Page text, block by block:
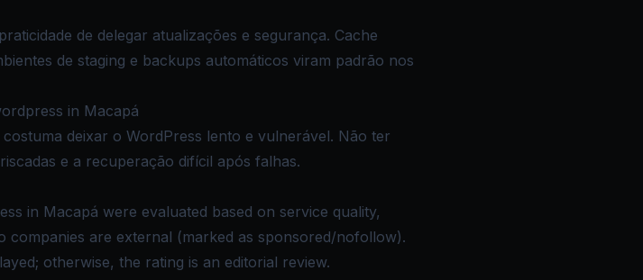
de delegar atualizações e segurança. Cache
de staging e backups automáticos viram padrão nos
in Macapá
deixar o WordPress lento e vulnerável. Não ter
e a recuperação difícil após falhas.
in Macapá were evaluated based on service quality,
companies are external (marked as sponsored/nofollow).
otherwise, the rating is an editorial review.